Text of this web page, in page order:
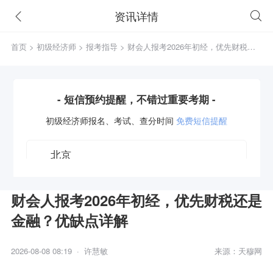
资讯详情
首页 > 初级经济师 > 报考指导
- 短信预约提醒，不错过重要考期 -
初级经济师报名、考试、查分时间 免费短信提醒
财会人报考2026年初经，优先财税还是
金融？优缺点详解
2026-08-08 08:19 · 许慧敏 来源：天穆网